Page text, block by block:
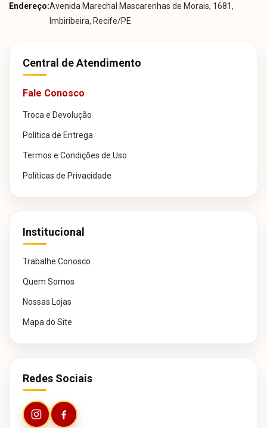
Endereço:Avenida Marechal Mascarenhas de Morais, 1681,
Imbiribeira, Recife/PE
Central de Atendimento
Fale Conosco
Troca e Devolução
Política de Entrega
Termos e Condições de Uso
Políticas de Privacidade
Institucional
Trabalhe Conosco
Quem Somos
Nossas Lojas
Mapa do Site
Redes Sociais